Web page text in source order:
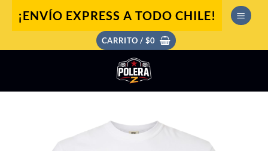
¡ENVÍO EXPRESS A TODO CHILE!
CARRITO / $0